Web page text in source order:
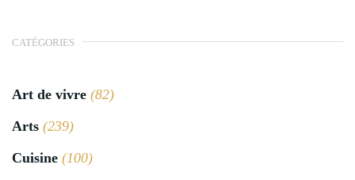
CATÉGORIES
Art de vivre (82)
Arts (239)
Cuisine (100)